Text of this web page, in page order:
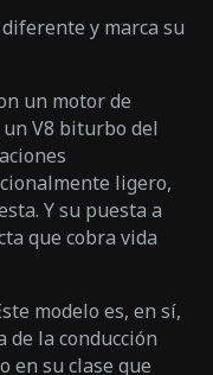
y marca su
un motor de
V8 biturbo del
ligero,
Y su puesta a
que cobra vida
modelo es, en sí,
de la conducción
en su clase que